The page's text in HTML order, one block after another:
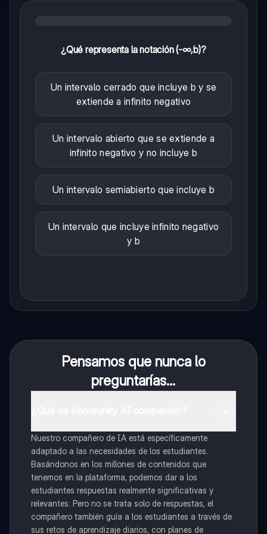
¿Qué representa la notación (-∞,b)?
Un intervalo cerrado que incluye b y se
extiende a infinito negativo
Un intervalo abierto que se extiende a
infinito negativo y no incluye b
Un intervalo semiabierto que incluye b
Un intervalo que incluye infinito negativo
y b
Pensamos que nunca lo
preguntarías...
Nuestro compañero de IA está específicamente
adaptado a las necesidades de los estudiantes.
Basándonos en los millones de contenidos que
tenemos en la plataforma, podemos dar a los
estudiantes respuestas realmente significativas y
relevantes. Pero no se trata solo de respuestas, el
compañero también guía a los estudiantes a través de
sus retos de aprendizaje diarios, con planes de